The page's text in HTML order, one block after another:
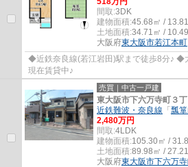
間取:3DK
建物面積:45.68㎡ /
土地面積:34.71㎡ /
大阪府東大阪市若江本町
◆近鉄奈良線(若江岩田)駅まで徒歩8分♪ ◆
現在賃貸中♪
売買｜中古一戸建
東大阪市下六万寺町３
近鉄難波・奈良線 「瓢
2,480万円
間取:4LDK
建物面積:105.30㎡ /
土地面積:89.98㎡ /
大阪府東大阪市下六万